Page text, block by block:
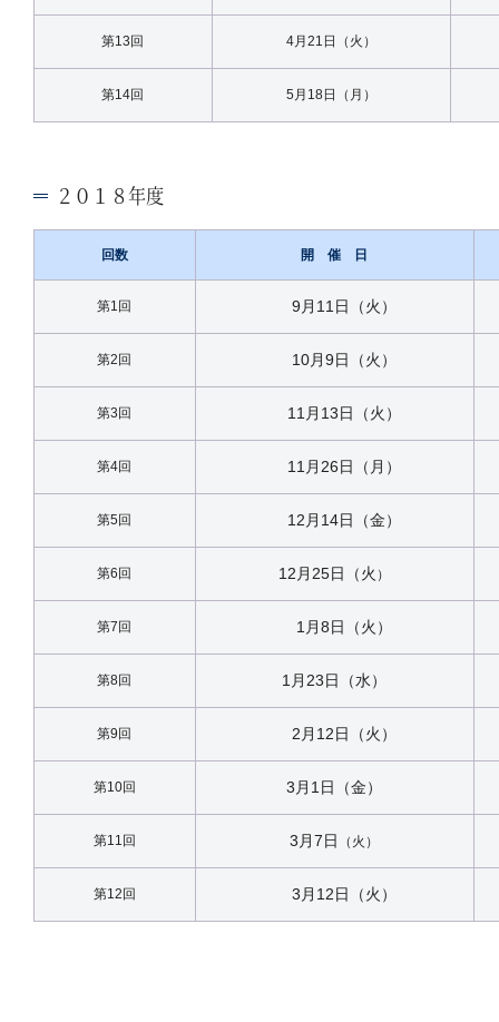
第13回 4月21日（火）
第14回 5月18日（月）
２０１８年度
回数 開 催 日
第1回 9月11日（火）
第2回 10月9日（火）
第3回 11月13日（火）
第4回 11月26日（月）
第5回 12月14日（金）
第6回 12月25日（火 ）
第7回 1月8日（火）
第8回 1月23日（水）
第9回 2月12日（火）
第10回 3月1日（金）
第11回 3月7日 （火）
第12回 3月12日（火）